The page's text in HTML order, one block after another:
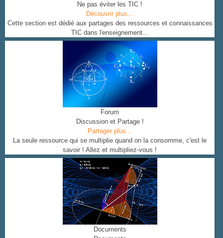
Ne pas éviter les TIC !
Découvrir plus...
Cette section est dédié aux partages des ressources et connaissances
TIC dans l'enseignement...
Forum
Discussion et Partage !
Partager plus...
La seule ressource qui se multiplie quand on la consomme, c'est le
savoir ! Allez et multipliez-vous !
Documents